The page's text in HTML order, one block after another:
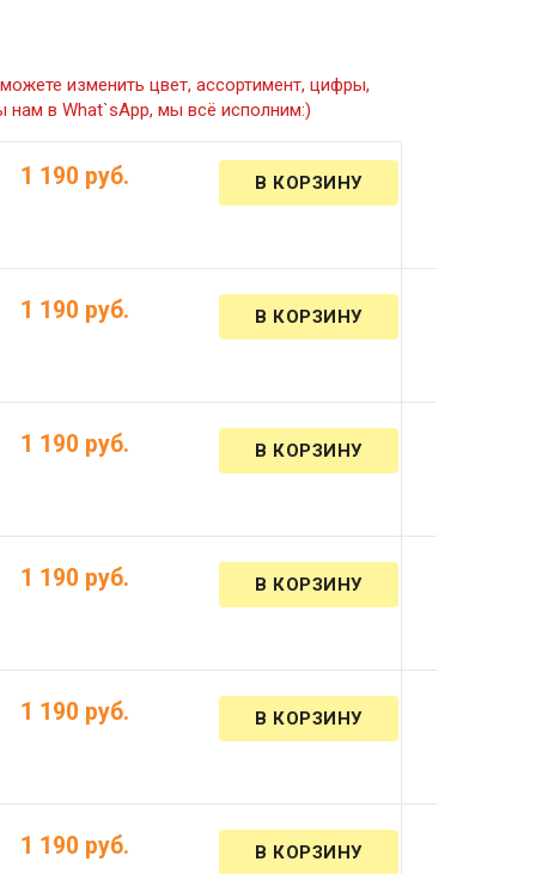
изменить цвет, ассортимент, цифры,
в What`sApp, мы всё исполним:)
1 190 руб.
1 190 руб.
1 190 руб.
1 190 руб.
1 190 руб.
1 190 руб.